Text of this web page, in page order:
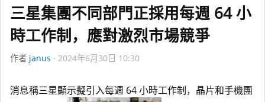
三星集團不同部門正採用每週 64 小
時工作制，應對激烈市場競爭
作者 janus 2024年6月30日 10:30
消息稱三星顯示擬引入每週 64 小時工作制，晶片和手機團